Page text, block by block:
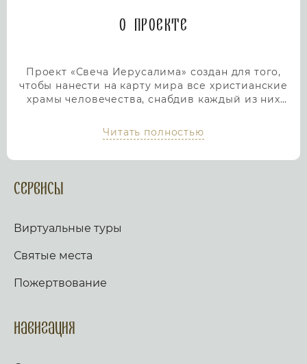
О проекте
Проект «Свеча Иерусалима» создан для того,
чтобы нанести на карту мира все христианские
храмы человечества, снабдив каждый из них
мы дадим людям возможность посетить любой
храм или дольмен не выходя из дома, просто
помощь в возжжения свечей за здравие и
упокой в христианских храмах Иерусалима и
вопросом. Письма помещаются в Стену Плача,
Благодатным огнем.
товаров, освященных на камне Миропомазания.
Читать полностью
Сервисы
Виртуальные туры
Святые места
Пожертвование
Навигация